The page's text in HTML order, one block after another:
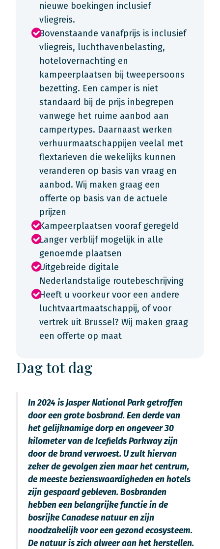
nieuwe boekingen inclusief
vliegreis.
Bovenstaande vanafprijs is inclusief
vliegreis, luchthavenbelasting,
hotelovernachting en
kampeerplaatsen bij tweepersoons
bezetting. Een camper is niet
standaard bij de prijs inbegrepen
vanwege het ruime aanbod aan
campertypes. Daarnaast werken
verhuurmaatschappijen veelal met
flextarieven die wekelijks kunnen
veranderen op basis van vraag en
aanbod. Wij maken graag een
offerte op basis van de actuele
prijzen
Kampeerplaatsen vooraf geregeld
Langer verblijf mogelijk in alle
genoemde plaatsen
Uitgebreide digitale
Nederlandstalige routebeschrijving
Heeft u voorkeur voor een andere
luchtvaartmaatschappij, of voor
vertrek uit Brussel? Wij maken graag
een offerte op maat
Dag tot dag
In 2024 is Jasper National Park getroffen
door een grote bosbrand. Een derde van
het gelijknamige dorp en ongeveer 30
kilometer van de Icefields Parkway zijn
door de brand verwoest. U zult hiervan
zeker de gevolgen zien maar het centrum,
de meeste bezienswaardigheden en hotels
zijn gespaard gebleven. Bosbranden
hebben een belangrijke functie in de
bosrijke Canadese natuur en zijn
noodzakelijk voor een gezond ecosysteem.
De natuur is zich alweer aan het herstellen.